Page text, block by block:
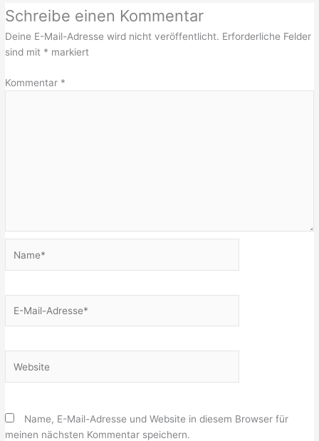
Schreibe einen Kommentar
Deine E-Mail-Adresse wird nicht veröffentlicht. Erforderliche Felder
sind mit * markiert
Kommentar *
Mail-
Name, E-Mail-Adresse und Website in diesem Browser für
meinen nächsten Kommentar speichern.